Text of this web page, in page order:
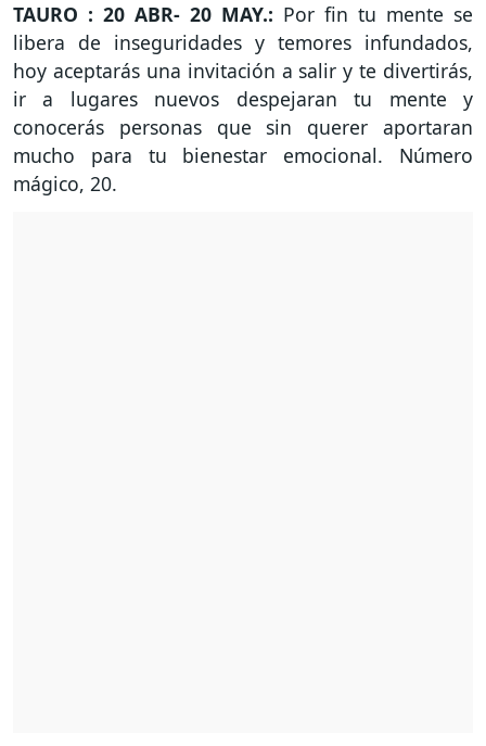
TAURO : 20 ABR- 20 MAY.: Por fin tu mente se
libera de inseguridades y temores infundados,
hoy aceptarás una invitación a salir y te divertirás,
ir a lugares nuevos despejaran tu mente y
conocerás personas que sin querer aportaran
mucho para tu bienestar emocional. Número
mágico, 20.